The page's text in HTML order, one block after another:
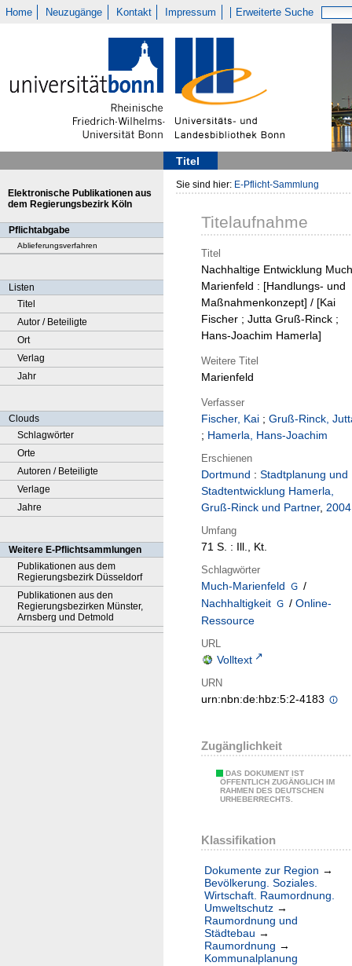
Home Neuzugänge Kontakt Impressum Erweiterte Suche
Titel
Elektronische Publikationen aus
dem Regierungsbezirk Köln
Pflichtabgabe
Ablieferungsverfahren
Listen
Titel
Autor / Beteiligte
Ort
Verlag
Jahr
Clouds
Schlagwörter
Orte
Autoren / Beteiligte
Verlage
Jahre
Weitere E-Pflichtsammlungen
Publikationen aus dem
Regierungsbezirk Düsseldorf
Publikationen aus den
Regierungsbezirken Münster,
Arnsberg und Detmold
Sie sind hier: E-Pflicht-Sammlung
Titelaufnahme
Titel
Nachhaltige Entwicklung
Marienfeld : [Handlungs- und
Maßnahmenkonzept] / [Kai
Fischer ; Jutta Gruß-Rinck ;
Hans-Joachim Hamerla]
Weitere Titel
Marienfeld
Verfasser
Fischer, Kai ; Gruß-Rinck,
; Hamerla, Hans-Joachim
Erschienen
Dortmund : Stadtplanung und
Stadtentwicklung Hamerla,
Gruß-Rinck und Partner, 2004
Umfang
71 S. : Ill., Kt.
Schlagwörter
Much-Marienfeld
/
Nachhaltigkeit
/ Online-
Ressource
URL
Volltext
URN
urn:nbn:de:hbz:5:2-4183
Zugänglichkeit
DAS DOKUMENT IST
ÖFFENTLICH ZUGÄNGLICH IM
RAHMEN DES DEUTSCHEN
URHEBERRECHTS.
Klassifikation
Dokumente zur Region →
Bevölkerung. Soziales.
Wirtschaft. Raumordnung.
Umweltschutz →
Raumordnung und
Städtebau →
Raumordnung →
Kommunalplanung